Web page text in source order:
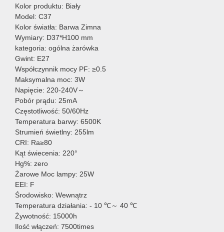
Kolor produktu: Biały
Model: C37
Kolor światła: Barwa Zimna
Wymiary: D37*H100 mm
kategoria: ogólna żarówka
Gwint: E27
Współczynnik mocy PF: ≥0.5
Maksymalna moc: 3W
Napięcie: 220-240V～
Pobór prądu: 25mA
Częstotliwość: 50/60Hz
Temperatura barwy: 6500K
Strumień świetlny: 255lm
CRI: Ra≥80
Kąt świecenia: 220°
Hg%: zero
Żarowe Moc lampy: 25W
EEI: F
Środowisko: Wewnątrz
Temperatura działania: - 10 ℃～ 40 ℃
Żywotność: 15000h
Ilość włączeń: 7500times